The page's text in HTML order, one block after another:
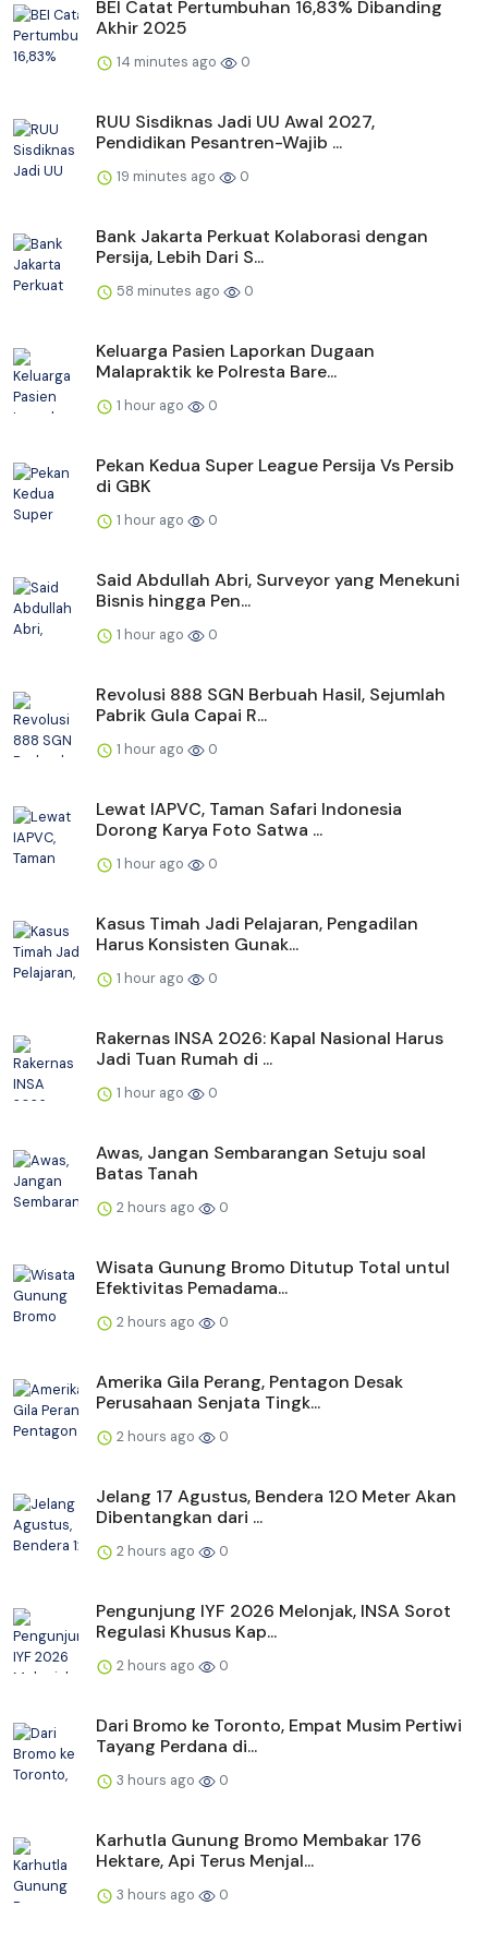
BEI Catat Pertumbuhan 16,83% Dibanding
Akhir 2025
14 minutes ago 0
RUU Sisdiknas Jadi UU Awal 2027,
Pendidikan Pesantren-Wajib ...
19 minutes ago 0
Bank Jakarta Perkuat Kolaborasi dengan
Persija, Lebih Dari S...
58 minutes ago 0
Keluarga Pasien Laporkan Dugaan
Malapraktik ke Polresta Bare...
1 hour ago 0
Pekan Kedua Super League Persija Vs Persib
di GBK
1 hour ago 0
Said Abdullah Abri, Surveyor yang Menekuni
Bisnis hingga Pen...
1 hour ago 0
Revolusi 888 SGN Berbuah Hasil, Sejumlah
Pabrik Gula Capai R...
1 hour ago 0
Lewat IAPVC, Taman Safari Indonesia
Dorong Karya Foto Satwa ...
1 hour ago 0
Kasus Timah Jadi Pelajaran, Pengadilan
Harus Konsisten Gunak...
1 hour ago 0
Rakernas INSA 2026: Kapal Nasional Harus
Jadi Tuan Rumah di ...
1 hour ago 0
Awas, Jangan Sembarangan Setuju soal
Batas Tanah
2 hours ago 0
Wisata Gunung Bromo Ditutup Total untul
Efektivitas Pemadama...
2 hours ago 0
Amerika Gila Perang, Pentagon Desak
Perusahaan Senjata Tingk...
2 hours ago 0
Jelang 17 Agustus, Bendera 120 Meter Akan
Dibentangkan dari ...
2 hours ago 0
Pengunjung IYF 2026 Melonjak, INSA Sorot
Regulasi Khusus Kap...
2 hours ago 0
Dari Bromo ke Toronto, Empat Musim Pertiwi
Tayang Perdana di...
3 hours ago 0
Karhutla Gunung Bromo Membakar 176
Hektare, Api Terus Menjal...
3 hours ago 0